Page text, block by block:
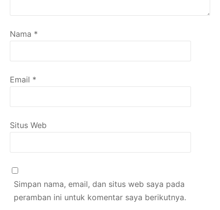
Nama *
Email *
Situs Web
Simpan nama, email, dan situs web saya pada
peramban ini untuk komentar saya berikutnya.